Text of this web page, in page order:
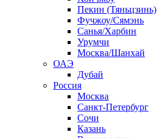
Пекин (Тяньцзинь)
Фучжоу/Сямэнь
Санья/Харбин
Урумчи
Москва/Шанхай
ОАЭ
Дубай
Россия
Москва
Санкт-Петербург
Сочи
Казань